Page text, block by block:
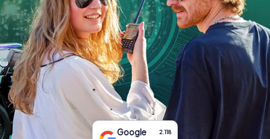
IT
NL
Tickets buchen
Gutscheine bestellen
Google 2.118